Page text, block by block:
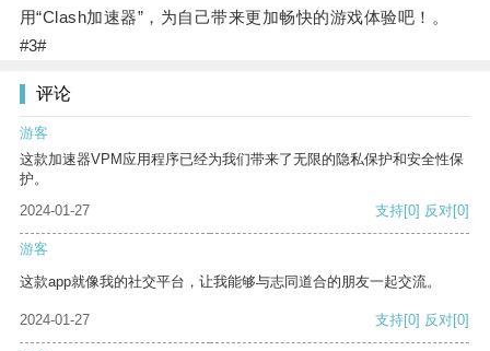
用“Clash加速器”，为自己带来更加畅快的游戏体验吧！。
#3#
评论
游客
这款加速器VPM应用程序已经为我们带来了无限的隐私保护和安全性保
护。
2024-01-27
支持[0] 反对[0]
游客
这款app就像我的社交平台，让我能够与志同道合的朋友一起交流。
2024-01-27 支持[0] 反对[0]